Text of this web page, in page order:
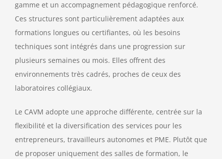
gamme et un accompagnement pédagogique renforcé.
Ces structures sont particulièrement adaptées aux
formations longues ou certifiantes, où les besoins
techniques sont intégrés dans une progression sur
plusieurs semaines ou mois. Elles offrent des
environnements très cadrés, proches de ceux des
laboratoires collégiaux.
Le CAVM adopte une approche différente, centrée sur la
flexibilité et la diversification des services pour les
entrepreneurs, travailleurs autonomes et PME. Plutôt que
de proposer uniquement des salles de formation, le